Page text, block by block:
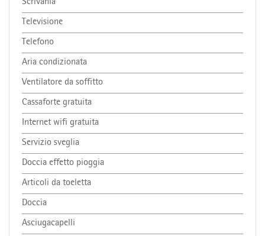
Scrivania
Televisione
Telefono
Aria condizionata
Ventilatore da soffitto
Cassaforte gratuita
Internet wifi gratuita
Servizio sveglia
Doccia effetto pioggia
Articoli da toeletta
Doccia
Asciugacapelli